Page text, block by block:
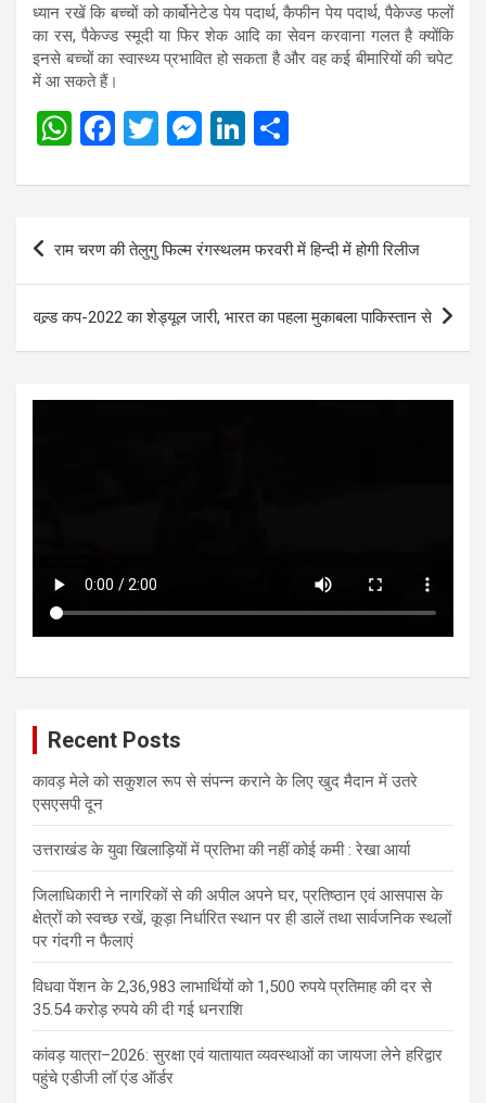
ध्यान रखें कि बच्चों को कार्बोनेटेड पेय पदार्थ, कैफीन पेय पदार्थ, पैकेज्ड फलों
का रस, पैकेज्ड स्मूदी या फिर शेक आदि का सेवन करवाना गलत है क्योंकि
इनसे बच्चों का स्वास्थ्य प्रभावित हो सकता है और वह कई बीमारियों की चपेट
में आ सकते हैं।
W
at
A
p
p
F
ce
b
o
o
k
T
tt
er
M
se
n
g
er
Li
ke
n
ar
e
Post
राम चरण की तेलुगु फिल्म रंगस्थलम फरवरी में हिन्दी में होगी रिलीज
वल्र्ड कप-2022 का शेड्यूल जारी, भारत का पहला मुकाबला पाकिस्तान से
Recent Posts
कावड़ मेले को सकुशल रूप से संपन्न कराने के लिए खुद मैदान में उतरे
एसएसपी दून
उत्तराखंड के युवा खिलाड़ियों में प्रतिभा की नहीं कोई कमी : रेखा आर्या
जिलाधिकारी ने नागरिकों से की अपील अपने घर, प्रतिष्ठान एवं आसपास के
क्षेत्रों को स्वच्छ रखें, कूड़ा निर्धारित स्थान पर ही डालें तथा सार्वजनिक स्थलों
पर गंदगी न फैलाएं
विधवा पेंशन के 2,36,983 लाभार्थियों को 1,500 रुपये प्रतिमाह की दर से
35.54 करोड़ रुपये की दी गई धनराशि
कांवड़ यात्रा–2026: सुरक्षा एवं यातायात व्यवस्थाओं का जायजा लेने हरिद्वार
पहुंचे एडीजी लॉ एंड ऑर्डर